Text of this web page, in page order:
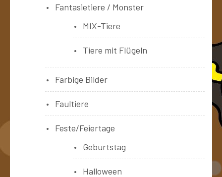
Fantasietiere / Monster
MIX-Tiere
Tiere mit Flügeln
Farbige Bilder
Faultiere
Feste/Feiertage
Geburtstag
Halloween